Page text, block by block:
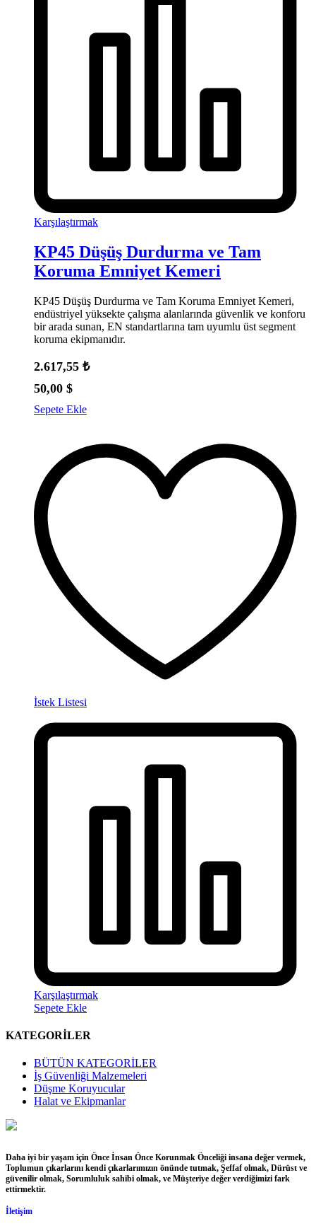
Karşılaştırmak
KP45 Düşüş Durdurma ve Tam
Koruma Emniyet Kemeri
KP45 Düşüş Durdurma ve Tam Koruma Emniyet Kemeri,
endüstriyel yüksekte çalışma alanlarında güvenlik ve konforu
bir arada sunan, EN standartlarına tam uyumlu üst segment
koruma ekipmanıdır.
2.617,55 ₺
50,00 $
Sepete Ekle
İstek Listesi
Karşılaştırmak
Sepete Ekle
KATEGORİLER
BÜTÜN KATEGORİLER
İş Güvenliği Malzemeleri
Düşme Koruyucular
Halat ve Ekipmanlar
Daha iyi bir yaşam için Önce İnsan Önce Korunmak Önceliği insana değer vermek,
Toplumun çıkarlarını kendi çıkarlarımızın önünde tutmak, Şeffaf olmak, Dürüst ve
güvenilir olmak, Sorumluluk sahibi olmak, ve Müşteriye değer verdiğimizi fark
ettirmektir.
İletişim